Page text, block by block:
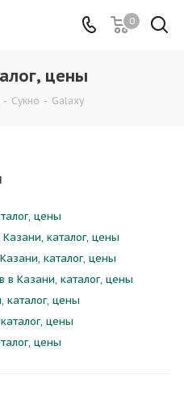
0
цены
- Сукно - Galaxy
цены
каталог, цены
каталог, цены
в Казани, каталог, цены
цены
цены
цены